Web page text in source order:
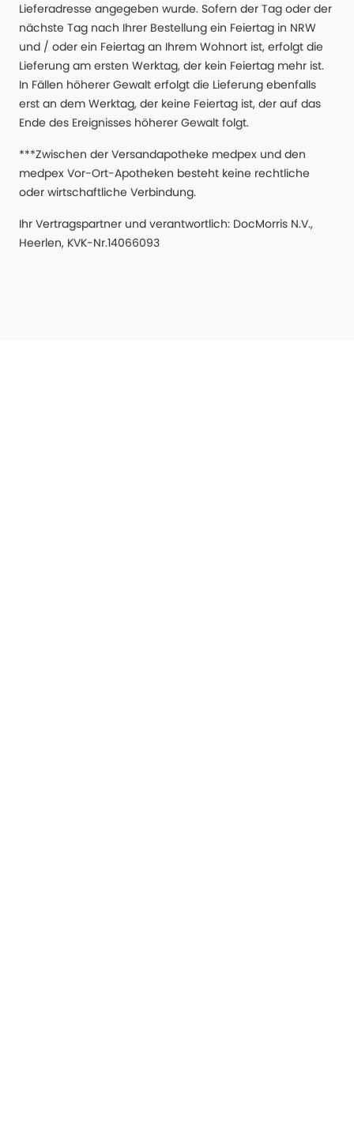
Lieferadresse angegeben wurde. Sofern der Tag oder der
nächste Tag nach Ihrer Bestellung ein Feiertag in NRW
und / oder ein Feiertag an Ihrem Wohnort ist, erfolgt die
Lieferung am ersten Werktag, der kein Feiertag mehr ist.
In Fällen höherer Gewalt erfolgt die Lieferung ebenfalls
erst an dem Werktag, der keine Feiertag ist, der auf das
Ende des Ereignisses höherer Gewalt folgt.
***Zwischen der Versandapotheke medpex und den
medpex Vor-Ort-Apotheken besteht keine rechtliche
oder wirtschaftliche Verbindung.
Ihr Vertragspartner und verantwortlich: DocMorris N.V.,
Heerlen, KVK-Nr.14066093